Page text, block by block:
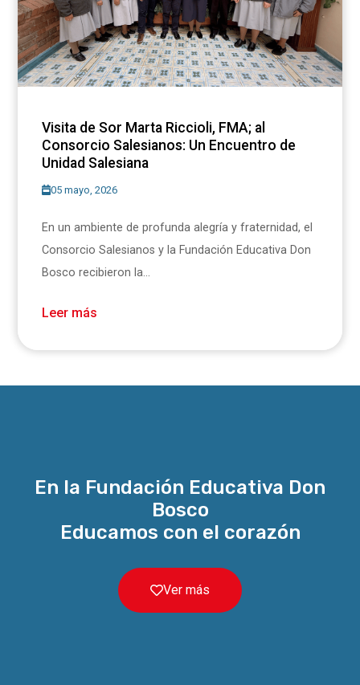
Visita de Sor Marta Riccioli, FMA; al
Consorcio Salesianos: Un Encuentro de
Unidad Salesiana
05 mayo, 2026
En un ambiente de profunda alegría y fraternidad, el
Consorcio Salesianos y la Fundación Educativa Don
Bosco recibieron la...
Leer más
En la Fundación Educativa Don
Bosco
Educamos con el corazón
Ver más